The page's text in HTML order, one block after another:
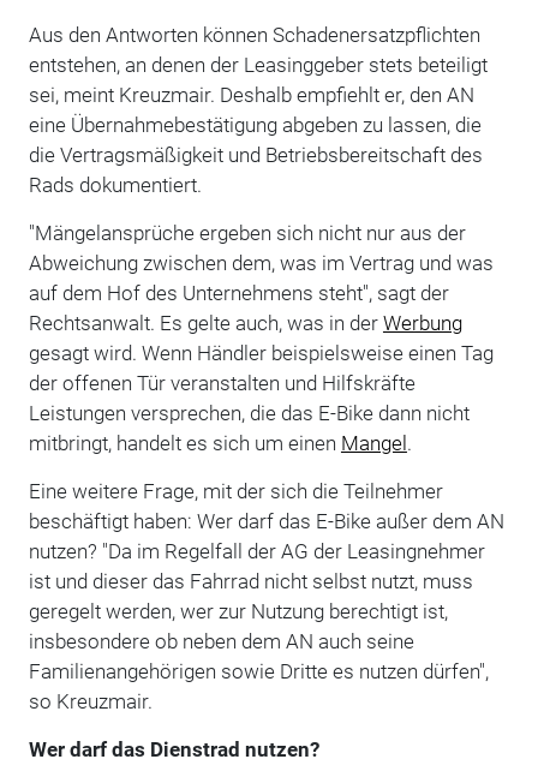
Aus den Antworten können Schadenersatzpflichten
entstehen, an denen der Leasinggeber stets beteiligt
sei, meint Kreuzmair. Deshalb empfiehlt er, den AN
eine Übernahmebestätigung abgeben zu lassen, die
die Vertragsmäßigkeit und Betriebsbereitschaft des
Rads dokumentiert.
"Mängelansprüche ergeben sich nicht nur aus der
Abweichung zwischen dem, was im Vertrag und was
auf dem Hof des Unternehmens steht", sagt der
Rechtsanwalt. Es gelte auch, was in der Werbung
gesagt wird. Wenn Händler beispielsweise einen Tag
der offenen Tür veranstalten und Hilfskräfte
Leistungen versprechen, die das E-Bike dann nicht
mitbringt, handelt es sich um einen Mangel.
Eine weitere Frage, mit der sich die Teilnehmer
beschäftigt haben: Wer darf das E-Bike außer dem AN
nutzen? "Da im Regelfall der AG der Leasingnehmer
ist und dieser das Fahrrad nicht selbst nutzt, muss
geregelt werden, wer zur Nutzung berechtigt ist,
insbesondere ob neben dem AN auch seine
Familienangehörigen sowie Dritte es nutzen dürfen",
so Kreuzmair.
Wer darf das Dienstrad nutzen?